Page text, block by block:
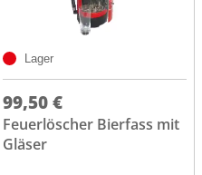
Lager
99,50 €
Feuerlöscher Bierfass mit
Gläser